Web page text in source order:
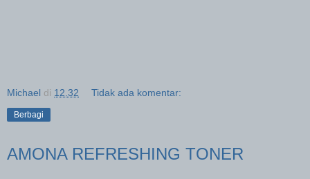
Michael di 12.32 Tidak ada komentar:
Berbagi
AMONA REFRESHING TONER